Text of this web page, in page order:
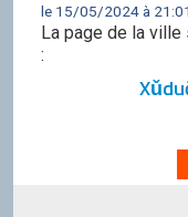
le 15/05/2024 à 21:01
La page de la ville
: